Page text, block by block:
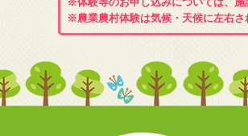
※農業農村体験は気候・天候に左右